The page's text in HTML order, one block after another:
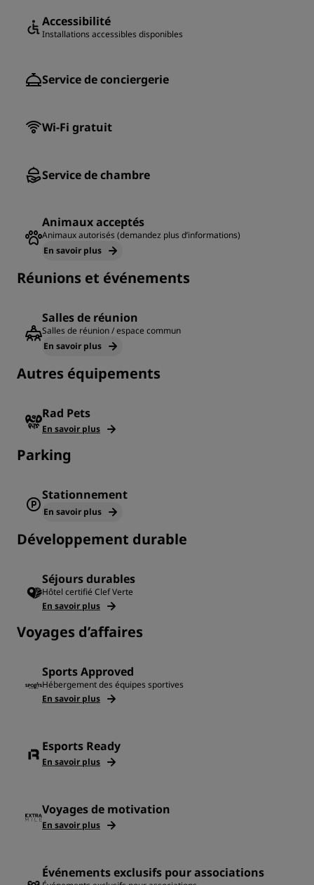
Accessibilité
Installations accessibles disponibles
Service de conciergerie
Wi-Fi gratuit
Service de chambre
Animaux acceptés
Animaux autorisés (demandez plus d’informations)
En savoir plus
Réunions et événements
Salles de réunion
Salles de réunion / espace commun
En savoir plus
Autres équipements
Rad Pets
En savoir plus
Parking
Stationnement
En savoir plus
Développement durable
Séjours durables
Hôtel certifié Clef Verte
En savoir plus
Voyages d’affaires
Sports Approved
Hébergement des équipes sportives
En savoir plus
Esports Ready
En savoir plus
Voyages de motivation
En savoir plus
Événements exclusifs pour associations